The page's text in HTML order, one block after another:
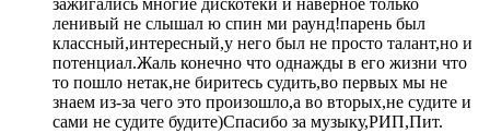
зажигались многие дискотеки и наверное только
ленивый не слышал ю спин ми раунд!парень был
классный,интересный,у него был не просто талант,но и
потенциал.Жаль конечно что однажды в его жизни что
то пошло нетак,не биритесь судить,во первых мы не
знаем из-за чего это произошло,а во вторых,не судите и
сами не судите будите)Спасибо за музыку,РИП,Пит.